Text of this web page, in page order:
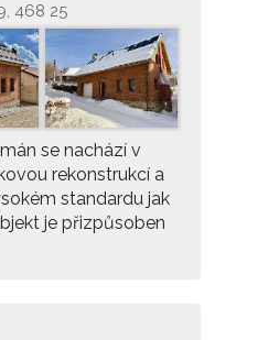
468 25
se nachází v
rekonstrukcí a
standardu jak
je přizpůsoben